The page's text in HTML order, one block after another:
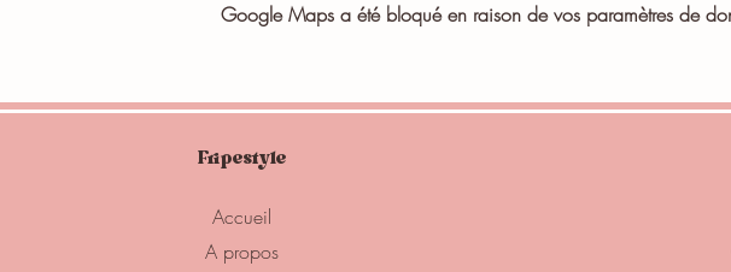
Google Maps a été bloqué en raison de vos paramètres de
Fripestyle
Accueil
A propos